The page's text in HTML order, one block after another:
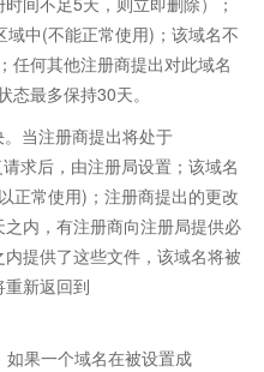
中(不能正常使用)；该域名不
任何其他注册商提出对此域名
最多保持30天。
当注册商提出将处于
求后，由注册局设置；该域名
正常使用)；注册商提出的更改
内，有注册商向注册局提供必
提供了这些文件，该域名将被
新返回到
果一个域名在被设置成